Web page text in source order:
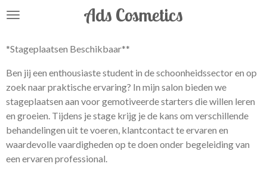
Ga
de
hoofdinhoud
Ads Cosmetics
*Stageplaatsen Beschikbaar**
Ben jij een enthousiaste student in de schoonheidssector en op
zoek naar praktische ervaring? In mijn salon bieden we
stageplaatsen aan voor gemotiveerde starters die willen leren
en groeien. Tijdens je stage krijg je de kans om verschillende
behandelingen uit te voeren, klantcontact te ervaren en
waardevolle vaardigheden op te doen onder begeleiding van
een ervaren professional.